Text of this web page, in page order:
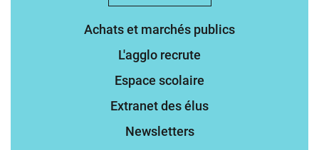
Achats et marchés publics
L'agglo recrute
Espace scolaire
Extranet des élus
Newsletters